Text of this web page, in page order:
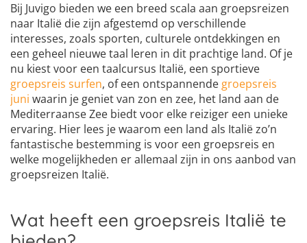
Bij Juvigo bieden we een breed scala aan groepsreizen
naar Italië die zijn afgestemd op verschillende
interesses, zoals sporten, culturele ontdekkingen en
een geheel nieuwe taal leren in dit prachtige land. Of je
nu kiest voor een taalcursus Italië, een sportieve
groepsreis surfen, of een ontspannende groepsreis
juni waarin je geniet van zon en zee, het land aan de
Mediterraanse Zee biedt voor elke reiziger een unieke
ervaring. Hier lees je waarom een land als Italië zo’n
fantastische bestemming is voor een groepsreis en
welke mogelijkheden er allemaal zijn in ons aanbod van
groepsreizen Italië.
Wat heeft een groepsreis Italië te